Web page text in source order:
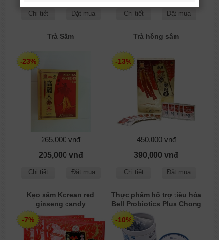
Chi tiết Đặt mua Chi tiết Đặt mua
Trà Sâm
-23%
265,000 vnđ
205,000 vnđ
Chi tiết Đặt mua
Trà hồng sâm
-13%
450,000 vnđ
390,000 vnđ
Chi tiết Đặt mua
Kẹo sâm Korean red
ginseng candy
-7%
Thực phẩm hổ trợ tiêu hóa
Bell Probiotics Plus Chong
Kun Dang
-10%